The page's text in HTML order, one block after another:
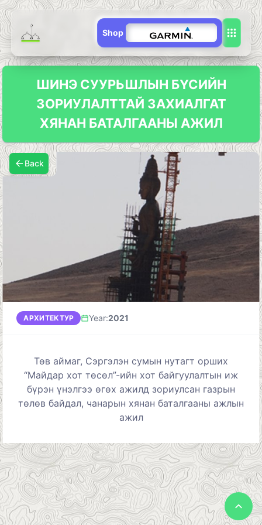
Shop
ШИНЭ СУУРЬШЛЫН БҮСИЙН
ЗОРИУЛАЛТТАЙ ЗАХИАЛГАТ
ХЯНАН БАТАЛГААНЫ АЖИЛ
Back
АРХИТЕКТУР Year:2021
Төв аймаг, Сэргэлэн сумын нутагт орших
“Майдар хот төсөл”-ийн хот байгуулалтын иж
бүрэн үнэлгээ өгөх ажилд зориулсан газрын
төлөв байдал, чанарын хянан баталгааны ажлын
ажил